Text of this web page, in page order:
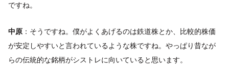
ですね。
中原 ：そうですね。僕がよくあげるのは鉄道株とか、比較的株価
が安定しやすいと言われているような株ですね。やっぱり昔なが
らの伝統的な銘柄がシストレに向いていると思います。